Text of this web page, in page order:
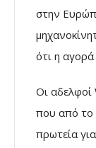
στην
ότι η αγορά
Οι αδελφοί
που από το
πρωτεία